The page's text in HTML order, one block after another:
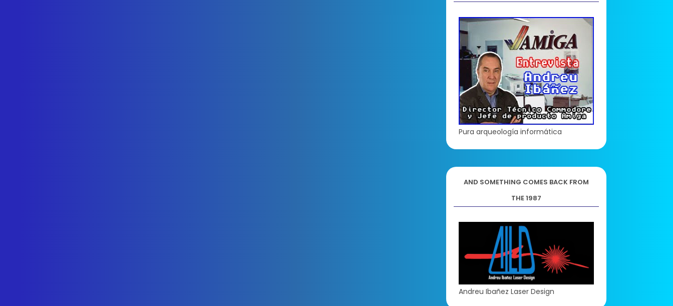
Pura arqueología informática
AND SOMETHING COMES BACK FROM
THE 1987
Andreu Ibañez Laser Design